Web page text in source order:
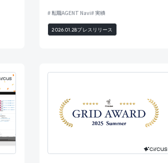
転職AGENT Navi 実績
2026.01.28プレスリリース